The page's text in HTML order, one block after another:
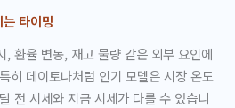
타이밍
, 환율 변동, 재고 물량 같은 외부 요인에
히 데이토나처럼 인기 모델은 시장 온도
전 시세와 지금 시세가 다를 수 있습니